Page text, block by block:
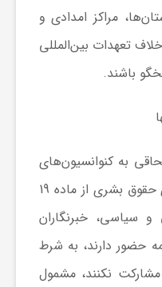
مراکز امدادی و
تعهدات بین‌المللی
باشند.
اول الحاقی به کنوانسیون‌های
ژنو و همچنین تفاسیر نهادهای حقوق بشری از ماده 19
و سیاسی، خبرنگاران
حضور دارند، به شرط
نکنند، مشمول